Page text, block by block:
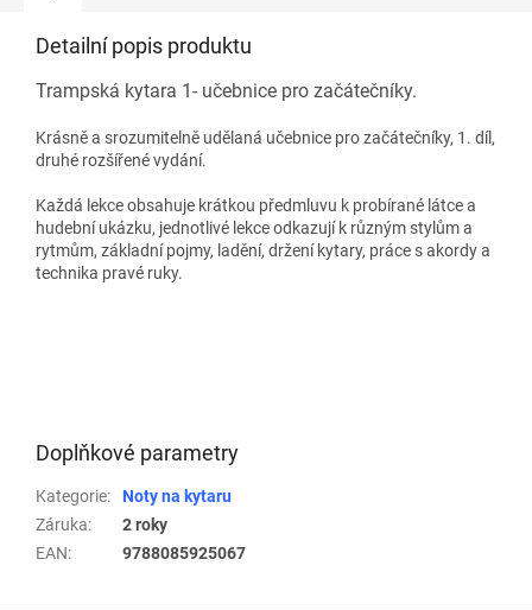
Detailní popis produktu
Trampská kytara 1- učebnice pro začátečníky.
Krásně a srozumitelně udělaná učebnice pro začátečníky, 1. díl,
druhé rozšířené vydání.
Každá lekce obsahuje krátkou předmluvu k probírané látce a
hudební ukázku, jednotlivé lekce odkazují k různým stylům a
rytmům, základní pojmy, ladění, držení kytary, práce s akordy a
technika pravé ruky.
Doplňkové parametry
Kategorie:
Noty na kytaru
Záruka:
2 roky
EAN: 9788085925067